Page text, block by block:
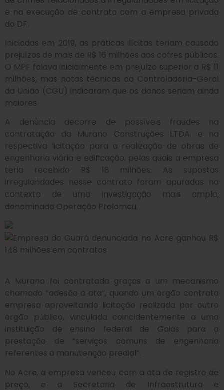
e na execução de contrato com a empresa privada
do DF.
Iniciadas em 2019, as práticas ilícitas teriam causado
prejuízos de mais de R$ 16 milhões aos cofres públicos.
O MPF falava inicialmente em prejuízo superior a R$ 11
milhões, mas notas técnicas da Controladoria-Geral
da União (CGU) indicaram que os danos seriam ainda
maiores.
A denúncia decorre de possíveis fraudes na
contratação da Murano Construções LTDA. e na
respectiva licitação para a realização de obras de
engenharia viária e edificação, pelas quais a empresa
teria recebido R$ 18 milhões. As supostas
irregularidades nesse contrato foram apuradas no
contexto de uma investigação mais ampla,
denominada Operação Ptolomeu.
A Murano foi contratada graças a um mecanismo
chamado “adesão à ata”, quando um órgão contrata
empresa aproveitando licitação realizada por outro
órgão público, vinculada coincidentemente a uma
instituição de ensino federal de Goiás para a
prestação de “serviços comuns de engenharia
referentes à manutenção predial”.
No Acre, a empresa venceu com a ata de registro de
preço, e a Secretaria de Infraestrutura e